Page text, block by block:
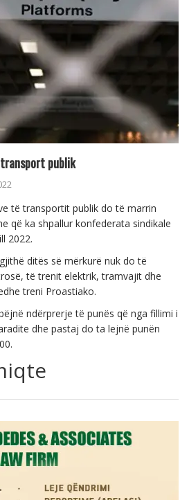
publik
të transportit publik do të marrin
që ka shpallur konfederata sindikale
2022.
ditës së mërkurë nuk do të
të trenit elektrik, tramvajit dhe
treni Proastiako.
ndërprerje të punës që nga fillimi i
dhe pastaj do ta lejnë punën